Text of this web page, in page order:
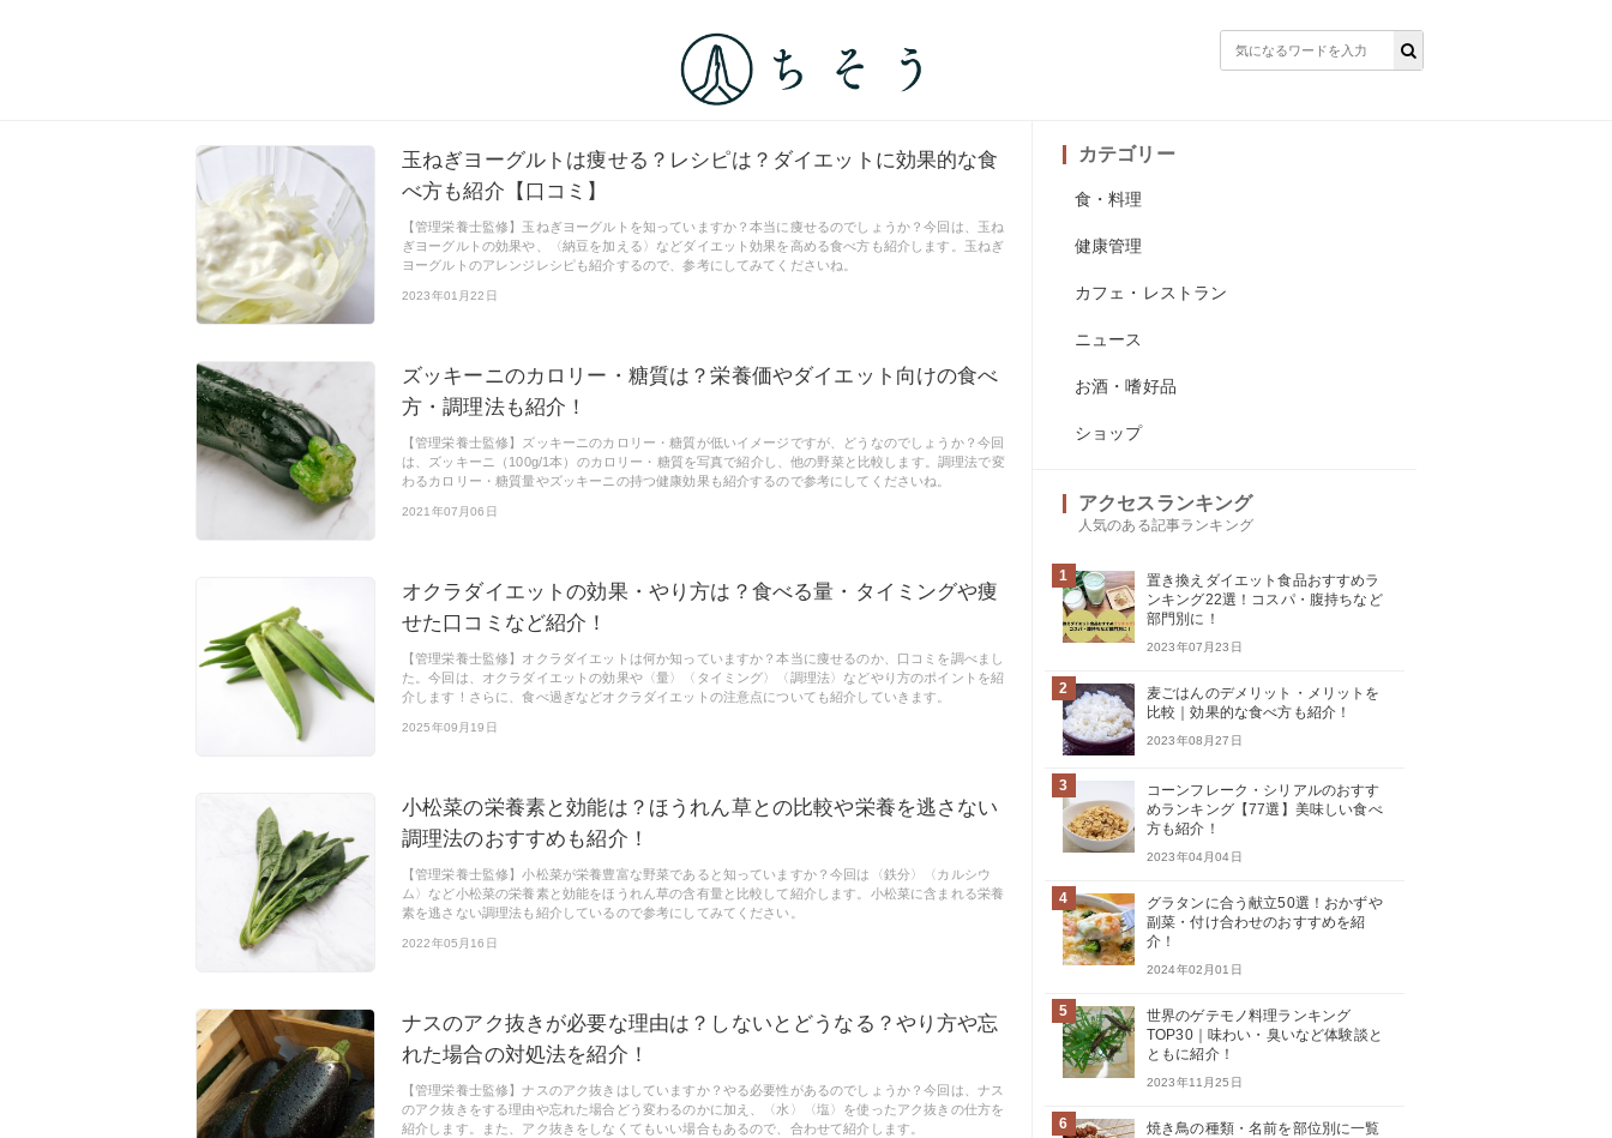
玉ねぎヨーグルトは痩せる？レシピは？ダイエットに効果的な食
べ方も紹介【口コミ】
【管理栄養士監修】玉ねぎヨーグルトを知っていますか？本当に痩せるのでしょうか？今回は、玉ね
ぎヨーグルトの効果や、〈納豆を加える〉などダイエット効果を高める食べ方も紹介します。玉ねぎ
ヨーグルトのアレンジレシピも紹介するので、参考にしてみてくださいね。
2023年01月22日
ズッキーニのカロリー・糖質は？栄養価やダイエット向けの食べ
方・調理法も紹介！
【管理栄養士監修】ズッキーニのカロリー・糖質が低いイメージですが、どうなのでしょうか？今回
は、ズッキーニ（100g/1本）のカロリー・糖質を写真で紹介し、他の野菜と比較します。調理法で変
わるカロリー・糖質量やズッキーニの持つ健康効果も紹介するので参考にしてくださいね。
2021年07月06日
オクラダイエットの効果・やり方は？食べる量・タイミングや痩
せた口コミなど紹介！
【管理栄養士監修】オクラダイエットは何か知っていますか？本当に痩せるのか、口コミを調べまし
た。今回は、オクラダイエットの効果や〈量〉〈タイミング〉〈調理法〉などやり方のポイントを紹
介します！さらに、食べ過ぎなどオクラダイエットの注意点についても紹介していきます。
2025年09月19日
小松菜の栄養素と効能は？ほうれん草との比較や栄養を逃さない
調理法のおすすめも紹介！
【管理栄養士監修】小松菜が栄養豊富な野菜であると知っていますか？今回は〈鉄分〉〈カルシウ
ム〉など小松菜の栄養素と効能をほうれん草の含有量と比較して紹介します。小松菜に含まれる栄養
素を逃さない調理法も紹介しているので参考にしてみてください。
2022年05月16日
ナスのアク抜きが必要な理由は？しないとどうなる？やり方や忘
れた場合の対処法を紹介！
【管理栄養士監修】ナスのアク抜きはしていますか？やる必要性があるのでしょうか？今回は、ナス
のアク抜きをする理由や忘れた場合どう変わるのかに加え、〈水〉〈塩〉を使ったアク抜きの仕方を
紹介します。また、アク抜きをしなくてもいい場合もあるので、合わせて紹介します。
カテゴリー
食・料理
健康管理
カフェ・レストラン
ニュース
お酒・嗜好品
ショップ
アクセスランキング
人気のある記事ランキング
1
置き換えダイエット食品おすすめラ
ンキング22選！コスパ・腹持ちなど
部門別に！
2023年07月23日
2
麦ごはんのデメリット・メリットを
比較｜効果的な食べ方も紹介！
2023年08月27日
3
コーンフレーク・シリアルのおすす
めランキング【77選】美味しい食べ
方も紹介！
2023年04月04日
4
グラタンに合う献立50選！おかずや
副菜・付け合わせのおすすめを紹
介！
2024年02月01日
5
世界のゲテモノ料理ランキング
TOP30｜味わい・臭いなど体験談と
ともに紹介！
2023年11月25日
6
焼き鳥の種類・名前を部位別に一覧